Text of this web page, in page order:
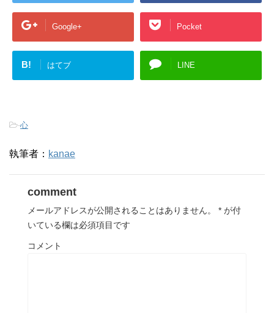
Google+ Pocket
B! はてブ LINE
-心
執筆者： kanae
comment
メールアドレスが公開されることはありません。 * が付
いている欄は必須項目です
コメント